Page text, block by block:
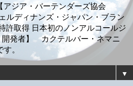
アジア・バーテンダーズ協会
ルディナンズ・ジャパン・ブラン
許取得 日本初のノンアルコールジ
開発者】 カクテルバー・ネマニ
。
▼